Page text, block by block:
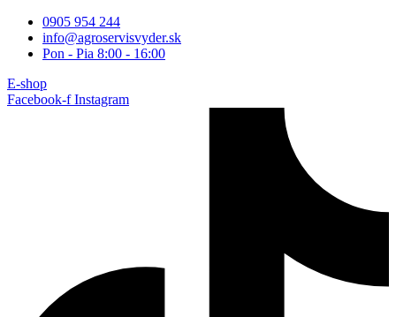
Preskočiť
obsah
0905 954 244
info@agroservisvyder.sk
Pon - Pia 8:00 - 16:00
E-shop
Facebook-f Instagram